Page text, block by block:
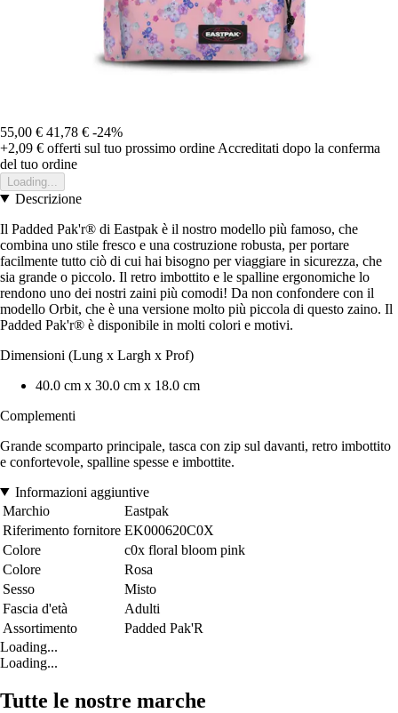
55,00 € 41,78 € -24%
+2,09 € offerti sul tuo prossimo ordine Accreditati dopo la conferma
del tuo ordine
Loading...
Descrizione
Il Padded Pak'r® di Eastpak è il nostro modello più famoso, che
combina uno stile fresco e una costruzione robusta, per portare
facilmente tutto ciò di cui hai bisogno per viaggiare in sicurezza, che
sia grande o piccolo. Il retro imbottito e le spalline ergonomiche lo
rendono uno dei nostri zaini più comodi! Da non confondere con il
modello Orbit, che è una versione molto più piccola di questo zaino. Il
Padded Pak'r® è disponibile in molti colori e motivi.
Dimensioni (Lung x Largh x Prof)
40.0 cm x 30.0 cm x 18.0 cm
Complementi
Grande scomparto principale, tasca con zip sul davanti, retro imbottito
e confortevole, spalline spesse e imbottite.
Informazioni aggiuntive
Marchio
Eastpak
Riferimento fornitore EK000620C0X
Colore
c0x floral bloom pink
Colore
Rosa
Sesso
Misto
Fascia d'età
Adulti
Assortimento
Padded Pak'R
Loading...
Loading...
Tutte le nostre marche